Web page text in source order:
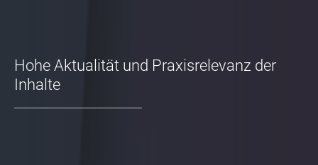
Hohe Aktualität und Praxisrelevanz der
Inhalte